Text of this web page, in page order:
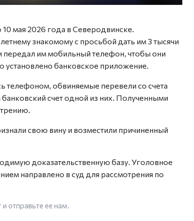
мая 2026 года в Северодвинске.
знакомому с просьбой дать им 3 тысячи
передал им мобильный телефон, чтобы они
банковское приложение.
телефоном, обвиняемые перевели со счета
счет одной из них. Полученными
свою вину и возместили причиненный
доказательственную базу. Уголовное
направлено в суд для рассмотрения по
и отправьте ее нам.